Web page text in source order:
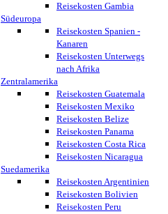
Reisekosten Gambia
Südeuropa
Reisekosten Spanien -
Kanaren
Reisekosten Unterwegs
nach Afrika
Zentralamerika
Reisekosten Guatemala
Reisekosten Mexiko
Reisekosten Belize
Reisekosten Panama
Reisekosten Costa Rica
Reisekosten Nicaragua
Suedamerika
Reisekosten Argentinien
Reisekosten Bolivien
Reisekosten Peru